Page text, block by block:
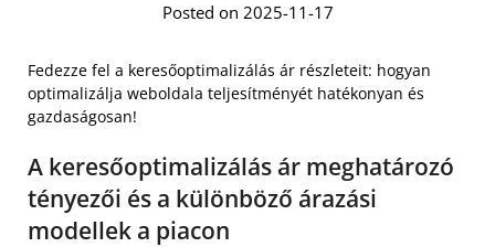
Posted on 2025-11-17
Fedezze fel a keresőoptimalizálás ár részleteit: hogyan
optimalizálja weboldala teljesítményét hatékonyan és
gazdaságosan!
A keresőoptimalizálás ár meghatározó
tényezői és a különböző árazási
modellek a piacon